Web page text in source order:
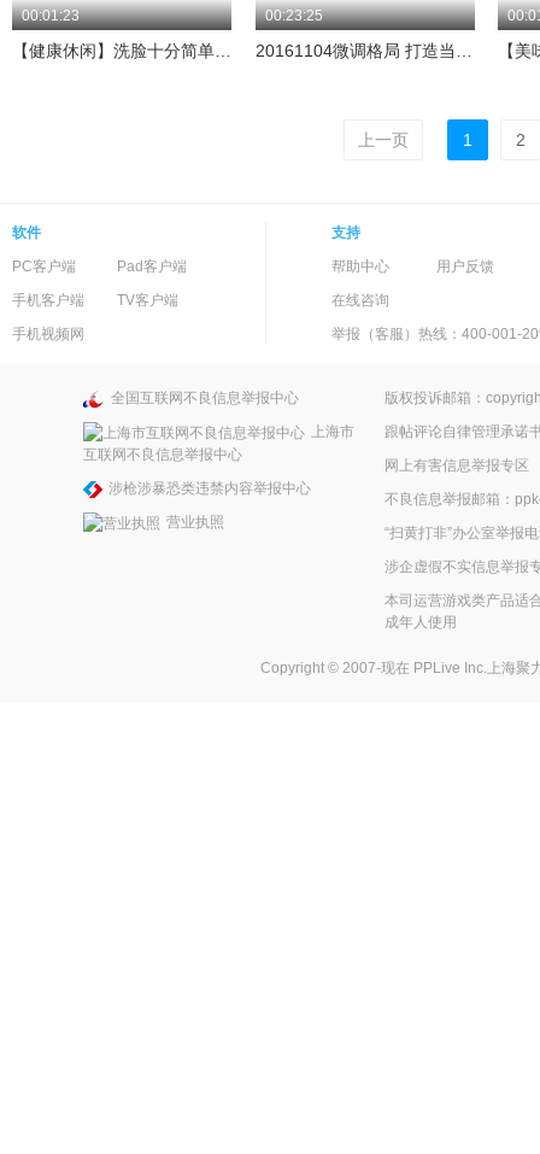
00:01:23 00:23:25
上一页 1 2
软件
PC客户端
Pad客户端
手机客户端
TV客户端
手机视频网
支持
帮助中心
用户反馈
在线咨询
举报（客服）热线：400-001-
全国互联网不良信息举报中心
上海市
互联网不良信息举报中心
涉枪涉暴恐类违禁内容举报中心
营业执照
版权投诉邮箱：
跟帖评论自律管理承诺
网上有害信息举报专区
不良信息举报邮箱：
“扫黄打非”办公室举报
涉企虚假不实信息举报
本司运营游戏类产品适
成年人使用
Copyright © 2007-现在 PPLive Inc.上海聚